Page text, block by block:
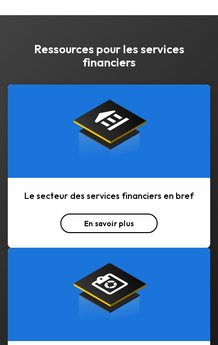
Ressources pour les services
financiers
Le secteur des services financiers en bref
En savoir plus